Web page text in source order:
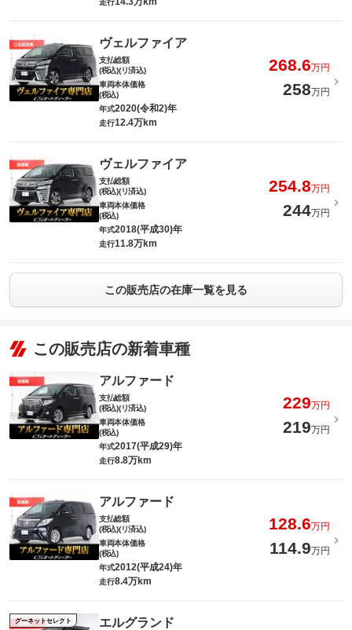
ヴェルファイア
支払総額
(税込)(リ済込)
268.6万円
車両本体価格
(税込)
258万円
年式2020(令和2)年
走行12.4万km
ヴェルファイア
支払総額
(税込)(リ済込)
254.8万円
車両本体価格
(税込)
244万円
年式2018(平成30)年
走行11.8万km
この販売店の在庫一覧を見る
この販売店の新着車種
アルファード
支払総額
(税込)(リ済込)
229万円
車両本体価格
(税込)
219万円
年式2017(平成29)年
走行8.8万km
アルファード
支払総額
(税込)(リ済込)
128.6万円
車両本体価格
(税込)
114.9万円
年式2012(平成24)年
走行8.4万km
グーネットセレクト エルグランド